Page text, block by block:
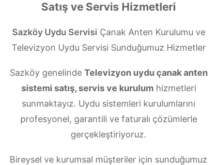
Satış ve Servis Hizmetleri
Sazköy Uydu Servisi Çanak Anten Kurulumu ve
Televizyon Uydu Servisi Sunduğumuz Hizmetler
Sazköy genelinde Televizyon uydu çanak anten
sistemi satış, servis ve kurulumhizmetleri
sunmaktayız. Uydu sistemleri kurulumlarını
profesyonel, garantili ve faturalı çözümlerle
gerçekleştiriyoruz.
Bireysel ve kurumsal müşteriler için sunduğumuz